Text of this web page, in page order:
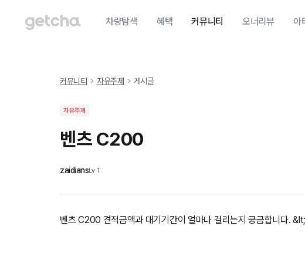
차량탐색 혜택 커뮤니티 오너리뷰 아
커뮤니티 자유주제 게시글
자유주제
벤츠 C200
zaidiansLv 1
벤츠 C200 견적금액과 대기기간이 얼마나 걸리는지 궁금합니다.